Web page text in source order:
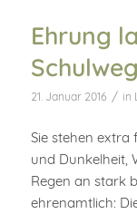
Ehrung
21. Januar 2016 / in
Sie stehen extra
und Dunkelheit,
Regen an stark
ehrenamtlich: